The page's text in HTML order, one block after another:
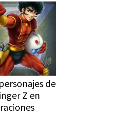
de
Z en